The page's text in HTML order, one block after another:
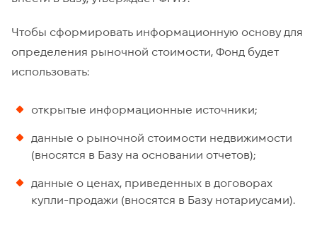
Чтобы сформировать информационную основу для
определения рыночной стоимости, Фонд будет
использовать:
открытые информационные источники;
данные о рыночной стоимости недвижимости
(вносятся в Базу на основании отчетов);
данные о ценах, приведенных в договорах
купли-продажи (вносятся в Базу нотариусами).